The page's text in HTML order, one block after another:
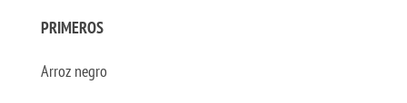
PRIMEROS
Arroz negro